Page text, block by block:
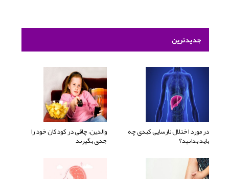
جدیدترین
در مورد اختلال نارسایی کبدی چه
باید بدانید؟
والدین، چاقی در کودکان خود را
جدی بگیرند